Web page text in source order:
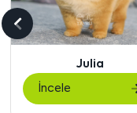
Atos
İncele
Önceki
göster